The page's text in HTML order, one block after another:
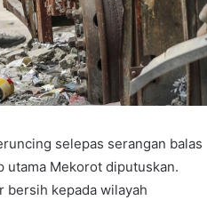
selepas serangan balas
utama Mekorot diputuskan.
bersih kepada wilayah